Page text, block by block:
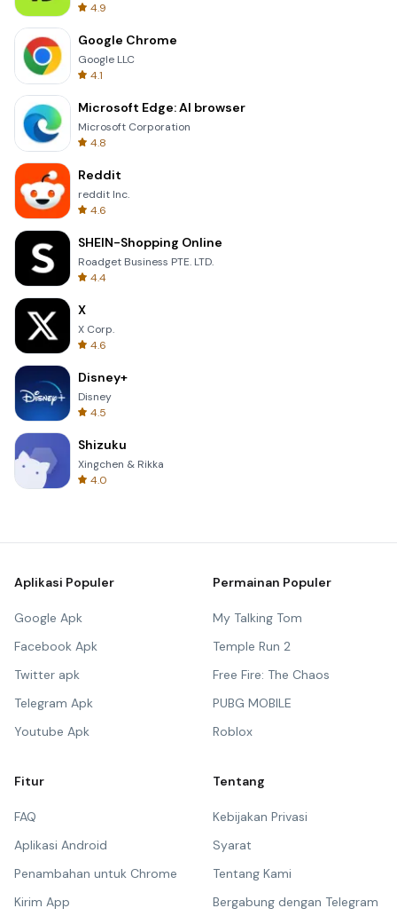
4.9
Google Chrome
Google LLC
4.1
Microsoft Edge: AI browser
Microsoft Corporation
4.8
Reddit
reddit Inc.
4.6
SHEIN-Shopping Online
Roadget Business PTE. LTD.
4.4
X
X Corp.
4.6
Disney+
Disney
4.5
Shizuku
Xingchen & Rikka
4.0
Aplikasi Populer
Google Apk
Facebook Apk
Twitter apk
Telegram Apk
Youtube Apk
Permainan Populer
My Talking Tom
Temple Run 2
Free Fire: The Chaos
PUBG MOBILE
Roblox
Fitur
FAQ
Aplikasi Android
Penambahan untuk Chrome
Kirim App
Tentang
Kebijakan Privasi
Syarat
Tentang Kami
Bergabung dengan Telegram